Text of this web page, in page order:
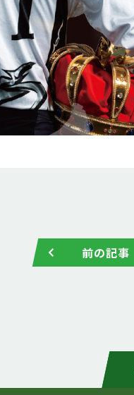
前の記事